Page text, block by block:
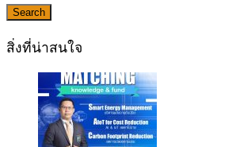
Search
สิ่งที่น่าสนใจ